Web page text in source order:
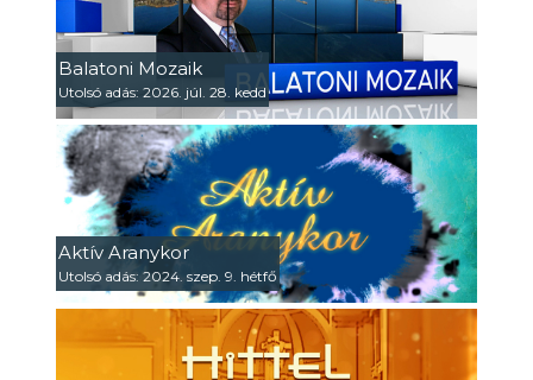
Balatoni Mozaik
Utolsó adás: 2026. júl. 28. kedd
Aktív Aranykor
Utolsó adás: 2024. szep. 9. hétfő